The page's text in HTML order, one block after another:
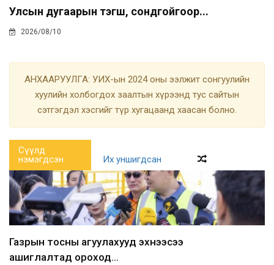
Улсын дугаарын тэгш, сондгойгоор...
2026/08/10
АНХААРУУЛГА: УИХ-ын 2024 оны ээлжит сонгуулийн
хуулийн холбогдох заалтын хүрээнд тус сайтын
сэтгэгдэл хэсгийг түр хугацаанд хаасан болно.
Сүүлд
нэмэгдсэн
Их уншигдсан
Газрын тосны агуулахууд эхнээсээ
ашиглалтад ороход...